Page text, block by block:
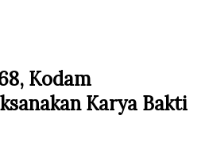
Kodam
Karya Bakti